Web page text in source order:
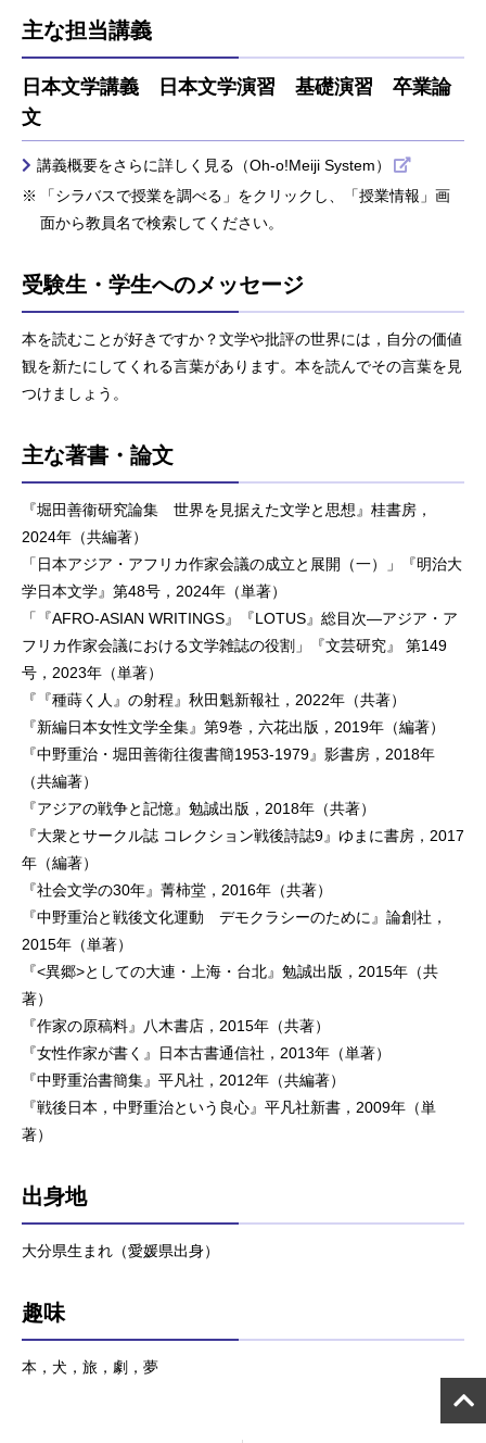
主な担当講義
日本文学講義 日本文学演習 基礎演習 卒業論
文
講義概要をさらに詳しく見る（Oh-o!Meiji System）
「シラバスで授業を調べる」をクリックし、「授業情報」画
面から教員名で検索してください。
受験生・学生へのメッセージ
本を読むことが好きですか？文学や批評の世界には，自分の価値
観を新たにしてくれる言葉があります。本を読んでその言葉を見
つけましょう。
主な著書・論文
『堀田善衞研究論集 世界を見据えた文学と思想』桂書房，
2024年（共編著）
「日本アジア・アフリカ作家会議の成立と展開（一）」『明治大
学日本文学』第48号，2024年（単著）
「『AFRO-ASIAN WRITINGS』『LOTUS』総目次—アジア・ア
フリカ作家会議における文学雑誌の役割」『文芸研究』 第149
号，2023年（単著）
『『種蒔く人』の射程』秋田魁新報社，2022年（共著）
『新編日本女性文学全集』第9巻，六花出版，2019年（編著）
『中野重治・堀田善衛往復書簡1953-1979』影書房，2018年
（共編著）
『アジアの戦争と記憶』勉誠出版，2018年（共著）
『大衆とサークル誌 コレクション戦後詩誌9』ゆまに書房，2017
年（編著）
『社会文学の30年』菁柿堂，2016年（共著）
『中野重治と戦後文化運動 デモクラシーのために』論創社，
2015年（単著）
『<異郷>としての大連・上海・台北』勉誠出版，2015年（共
著）
『作家の原稿料』八木書店，2015年（共著）
『女性作家が書く』日本古書通信社，2013年（単著）
『中野重治書簡集』平凡社，2012年（共編著）
『戦後日本，中野重治という良心』平凡社新書，2009年（単
著）
出身地
大分県生まれ（愛媛県出身）
趣味
本，犬，旅，劇，夢